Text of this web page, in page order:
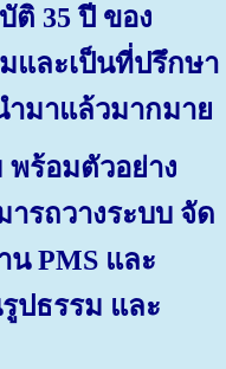
35 ปี ของ
และเป็นที่ปรึกษา
มาแล้วมากมาย
พร้อมตัวอย่าง
รถวางระบบ จัด
PMS และ
ปธรรม และ